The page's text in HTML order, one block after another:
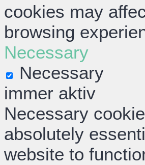
cookies may
browsing
Necessary
Necessary
immer aktiv
Necessary
absolutely
website to